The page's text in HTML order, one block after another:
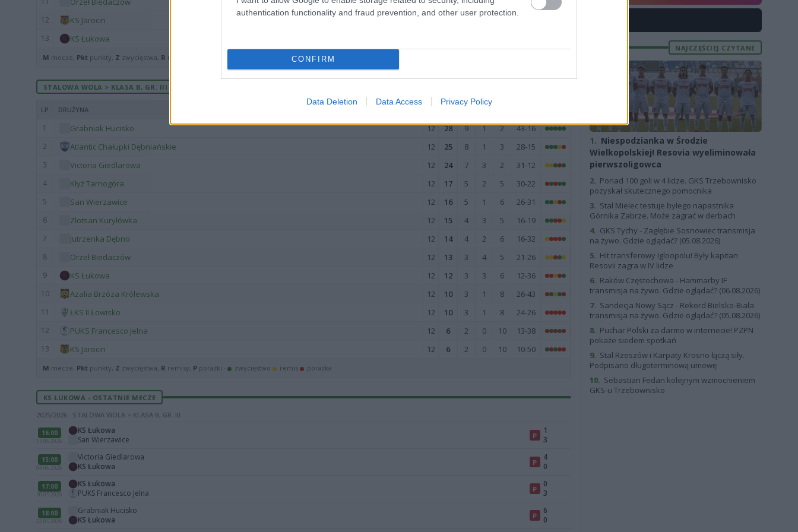
authentication functionality and fraud prevention, and other user protection.
CONFIRM
Data Deletion Data Access Privacy Policy
12 KS Jarocin
13 KS Łukowa
M mecze, Pkt punkty, Z zwycięstwa, R remisy, remis porażka
STALOWA WOLA > KLASA B, GR. III - MECZE ROZEGRANE NA WYJEŹDZIE
LP DRUŻYNA
1 Grabniak Hucisko 12 28 9 1 2 43-16
2 Atlantic Chałupki Dębniańskie 12 25 8 1 3 28-15
3 Victoria Giedlarowa 12 24 7 3 2 31-12
4 Kłyż Tarnogóra 12 17 5 2 5 30-22
5 San Wierzawice 12 16 5 1 6 26-31
6 Złotsan Kuryłówka 12 15 4 3 5 16-19
7 Jutrzenka Dębno 12 14 4 2 6 16-32
8 Orzeł Biedaczów 12 13 3 4 5 21-26
9 KS Łukowa 12 12 3 3 6 12-36
10 Azalia Brzóza Królewska 12 10 3 1 8 26-43
11 ŁKS II Łowisko 12 10 3 1 8 24-26
12 PUKS Francesco Jelna 12 6 2 0 10 13-38
13 KS Jarocin 12 6 2 0 10 10-50
M mecze, Pkt punkty, Z zwycięstwa, R remisy, P porażki · zwycięstwo remis porażka
KS ŁUKOWA - OSTATNIE MECZE
2025/2026 · STALOWA WOLA > KLASA B, GR. III
16:00
13.06.2026
KS Łukowa
San Wierzawice
P
1
3
15:00
04.06.2026
Victoria Giedlarowa
KS Łukowa
P
4
0
17:00
30.05.2026
KS Łukowa
PUKS Francesco Jelna
P
0
3
18:00
22.05.2026
Grabniak Hucisko
KS Łukowa
P
6
0
NAJCZĘŚCIEJ CZYTANE
1. Niespodzianka w Środzie
Wielkopolskiej! Resovia wyeliminowała
pierwszoligowca
2. Ponad 100 goli w 4 lidze. GKS Trzebownisko
pozyskał skutecznego pomocnika
3. Stal Mielec testuje byłego napastnika
Górnika Zabrze. Może zagrać w derbach
4. GKS Tychy - Zagłębie Sosnowiec transmisja
na żywo. Gdzie oglądać? (05.08.2026)
5. Hit transferowy Igloopolu! Były kapitan
Resovii zagra w IV lidze
6. Raków Częstochowa - Hammarby IF
transmisja na żywo. Gdzie oglądać? (06.08.2026)
7. Sandecja Nowy Sącz - Rekord Bielsko-Biała
transmisja na żywo. Gdzie oglądać? (05.08.2026)
8. Puchar Polski za darmo w internecie! PZPN
pokaże siedem spotkań
9. Stal Rzeszów i Karpaty Krosno łączą siły.
Podpisano długoterminową umowę
10. Sebastian Fedan kolejnym wzmocnieniem
GKS-u Trzebownisko